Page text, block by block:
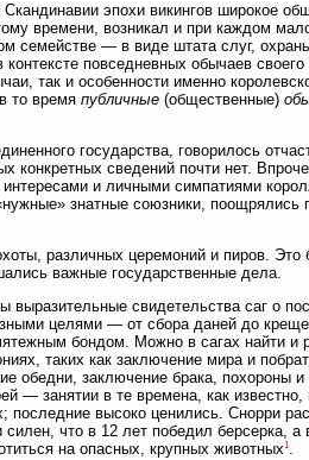
эпохи викингов широкое
времени, возникал и при каждом
семействе — в виде штата слуг,
повседневных обычаев
так и особенности именно
то время публичные (общественные)
государства, говорилось
конкретных сведений почти нет.
и личными симпатиями
знатные союзники, поощрялись
различных церемоний и пиров. Это
важные государственные дела.
свидетельства саг о
целями — от сбора даней до
бондом. Можно в сагах найти и
таких как заключение мира и
обедни, заключение брака, похороны
— занятии в те времена, как
последние высоко ценились. Снорри
что в 12 лет победил берсерка, а
на опасных, крупных животных1.